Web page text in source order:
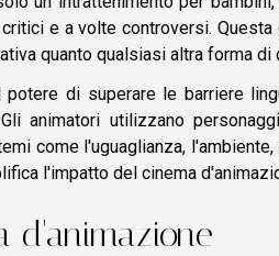
e a volte controversi.
quanto qualsiasi altra forma di
di superare le barriere
animatori utilizzano
come l'uguaglianza,
l'impatto del cinema
d'animazione